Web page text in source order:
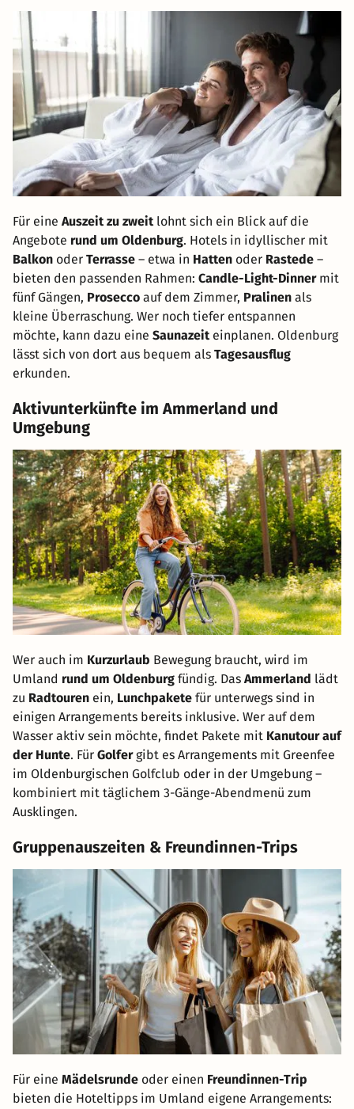
Für eine Auszeit zu zweitlohnt sich ein Blick auf die
Angebote rund um Oldenburg. Hotels in idyllischer mit
Balkon oder Terrasse – etwa in Hatten oder Rastede –
bieten den passenden Rahmen: Candle-Light-Dinnermit
fünf Gängen, Prosecco auf dem Zimmer, Pralinen als
kleine Überraschung. Wer noch tiefer entspannen
möchte, kann dazu eine Saunazeiteinplanen. Oldenburg
lässt sich von dort aus bequem als Tagesausflug
erkunden.
Aktivunterkünfte im Ammerland und
Umgebung
Wer auch im Kurzurlaub Bewegung braucht, wird im
Umland rund um Oldenburg fündig. Das Ammerland lädt
zu Radtouren ein, Lunchpakete für unterwegs sind in
einigen Arrangements bereits inklusive. Wer auf dem
Wasser aktiv sein möchte, findet Pakete mit Kanutour auf
der Hunte. Für Golfergibt es Arrangements mit Greenfee
im Oldenburgischen Golfclub oder in der Umgebung –
kombiniert mit täglichem 3-Gänge-Abendmenü zum
Ausklingen.
Gruppenauszeiten & Freundinnen-Trips
Für eine Mädelsrunde oder einen Freundinnen-Trip
bieten die Hoteltipps im Umland eigene Arrangements: